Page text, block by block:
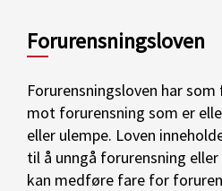
Forurensningsloven
Forurensningsloven har
mot forurensning som er
eller ulempe. Loven
til å unngå forurensning
kan medføre fare for